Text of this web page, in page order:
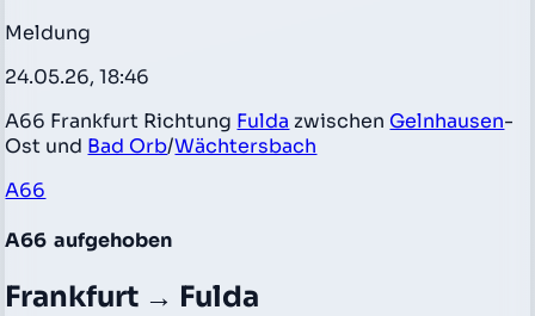
Meldung
24.05.26, 18:46
A66 Frankfurt Richtung Fulda zwischen Gelnhausen-
Ost und Bad Orb/Wächtersbach
A66
A66 aufgehoben
Frankfurt → Fulda